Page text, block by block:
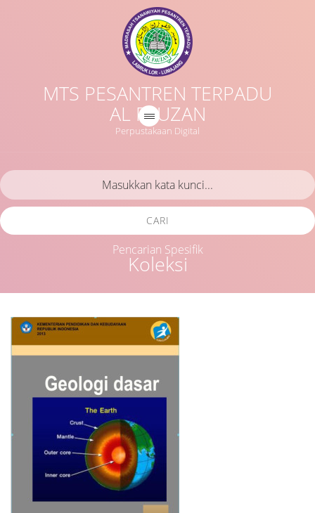
MTS PESANTREN TERPADU
AL FAUZAN
Perpustakaan Digital
Koleksi
CARI
Pencarian Spesifik